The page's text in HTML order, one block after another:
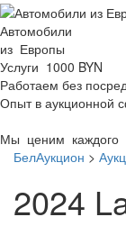
Автомобили
из Европы
Услуги 1000 BYN
Работаем без
Опыт в аукционной
Мы ценим каждого
БелАукцион >
2024